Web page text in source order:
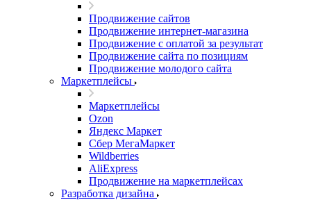
Продвижение сайтов
Продвижение интернет-магазина
Продвижение с оплатой за результат
Продвижение сайта по позициям
Продвижение молодого сайта
Маркетплейсы
Маркетплейсы
Ozon
Яндекс Маркет
Сбер МегаМаркет
Wildberries
AliExpress
Продвижение на маркетплейсах
Разработка дизайна